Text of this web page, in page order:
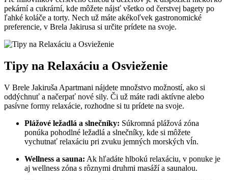
pekární a cukrární, kde môžete nájsť všetko od čerstvej bagety po
ľahké koláče a torty. Nech už máte akékoľvek gastronomické
preferencie, v Brela Jakirusa si určite prídete na svoje.
Tipy na Relaxáciu a Osvieženie
V Brele Jakiruša Apartmani nájdete množstvo možností, ako si
oddýchnuť a načerpať nové sily. Či už máte radi aktívne alebo
pasívne formy relaxácie, rozhodne si tu prídete na svoje.
Plážové ležadlá a slnečníky: Súkromná plážová zóna
ponúka pohodlné ležadlá a slnečníky, kde si môžete
vychutnať relaxáciu pri zvuku jemných morských vĺn.
Wellness a sauna: Ak hľadáte hlbokú relaxáciu, v ponuke je
aj wellness zóna s rôznymi druhmi masáží a saunalou.